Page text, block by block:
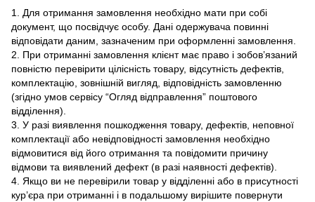
1. Для отримання замовлення необхідно мати при собі
документ, що посвідчує особу. Дані одержувача повинні
відповідати даним, зазначеним при оформленні замовлення.
2. При отриманні замовлення клієнт має право і зобов’язаний
повністю перевірити цілісність товару, відсутність дефектів,
комплектацію, зовнішній вигляд, відповідність замовленню
(згідно умов сервісу “Огляд відправлення” поштового
відділення).
3. У разі виявлення пошкодження товару, дефектів, неповної
комплектації або невідповідності замовлення необхідно
відмовитися від його отримання та повідомити причину
відмови та виявлений дефект (в разі наявності дефектів).
4. Якщо ви не перевірили товар у відділенні або в присутності
кур’єра при отриманні і в подальшому вирішите повернути